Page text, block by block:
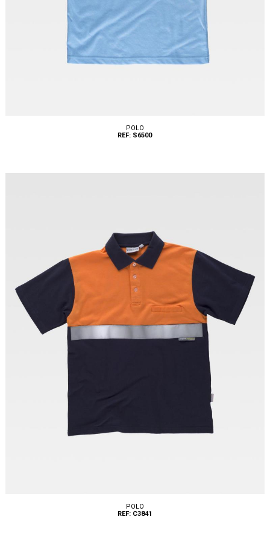
POLO
REF: S6500
POLO
REF: C3841